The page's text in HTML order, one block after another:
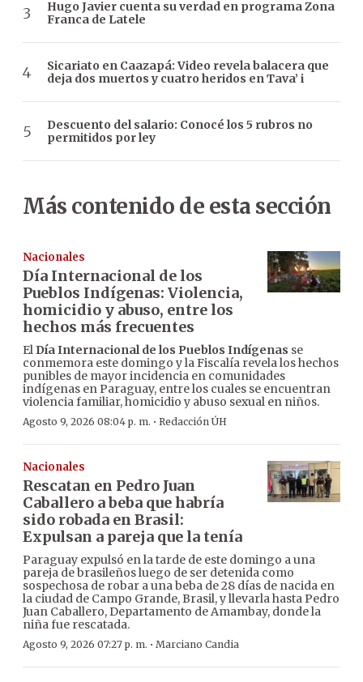
Hugo Javier cuenta su verdad en programa Zona
Franca de Latele
Sicariato en Caazapá: Video revela balacera que
deja dos muertos y cuatro heridos en Tava’ i
Descuento del salario: Conocé los 5 rubros no
permitidos por ley
Más contenido de esta sección
Nacionales
Día Internacional de los
Pueblos Indígenas: Violencia,
homicidio y abuso, entre los
hechos más frecuentes
El Día Internacional de los Pueblos Indígenas se
conmemora este domingo y la Fiscalía revela los hechos
punibles de mayor incidencia en comunidades
indígenas en Paraguay, entre los cuales se encuentran
violencia familiar, homicidio y abuso sexual en niños.
Agosto 9, 2026 08:04 p. m. · Redacción ÚH
Nacionales
Rescatan en Pedro Juan
Caballero a beba que habría
sido robada en Brasil:
Expulsan a pareja que la tenía
Paraguay expulsó en la tarde de este domingo a una
pareja de brasileños luego de ser detenida como
sospechosa de robar a una beba de 28 días de nacida en
la ciudad de Campo Grande, Brasil, y llevarla hasta Pedro
Juan Caballero, Departamento de Amambay, donde la
niña fue rescatada.
Agosto 9, 2026 07:27 p. m. · Marciano Candia